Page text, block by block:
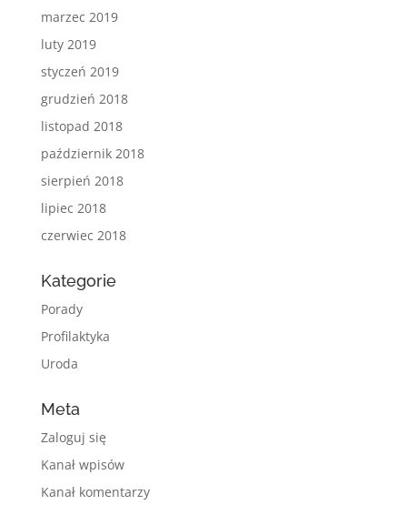
marzec 2019
luty 2019
styczeń 2019
grudzień 2018
listopad 2018
październik 2018
sierpień 2018
lipiec 2018
czerwiec 2018
Kategorie
Porady
Profilaktyka
Uroda
Meta
Zaloguj się
Kanał wpisów
Kanał komentarzy